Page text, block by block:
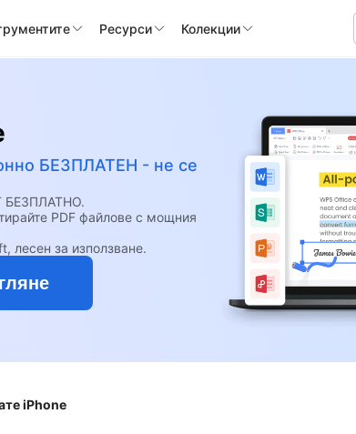
Ресурси Колекции
БЕЗПЛАТЕН - не се
БЕЗПЛАТНО.
PDF файлове с мощния
лесен за използване.
iPhone